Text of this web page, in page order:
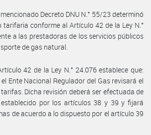
Decreto DNU N.° 55/23 determinó
tarifaria conforme al Artículo 42 de la Ley N.°
a las prestadoras de los servicios públicos
de gas natural.
42 de la Ley N.° 24.076 establece que:
Ente Nacional Regulador del Gas revisará el
Dicha revisión deberá ser efectuada de
por los artículos 38 y 39 y fijará
de acuerdo a lo dispuesto por el artículo 39